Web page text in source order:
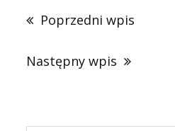
Poprzedni wpis
Następny wpis